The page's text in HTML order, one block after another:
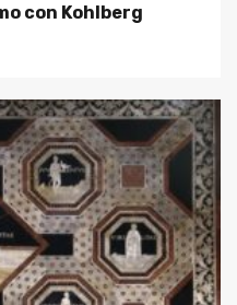
con Kohlberg